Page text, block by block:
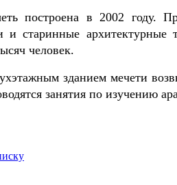
построена в 2002 году.
и старинные
человек.
зданием мечети
занятия по изучению